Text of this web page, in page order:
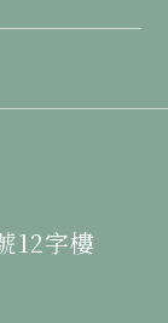
12字樓